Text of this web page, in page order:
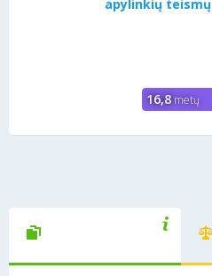
apylinkių teismų
16,8metų